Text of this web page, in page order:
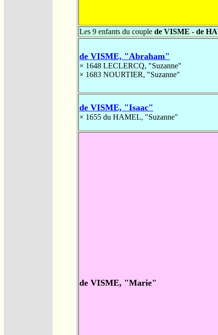
Les 9 enfants du couple de VISME - de
de VISME, "Abraham"
× 1648 LECLERCQ, "Suzanne"
× 1683 NOURTIER, "Suzanne"
de VISME, "Isaac"
× 1655 du HAMEL, "Suzanne"
de VISME, "Marie"